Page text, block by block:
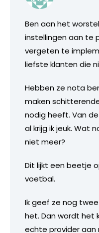
Ben aan het
instellingen aan te
vergeten te
liefste klanten die
Hebben ze nota
maken
nodig heeft. Van de
al krijg ik jeuk. Wat
niet meer?
Dit lijkt een beetje
voetbal.
Ik geef ze nog
het. Dan wordt het
echte provider aan